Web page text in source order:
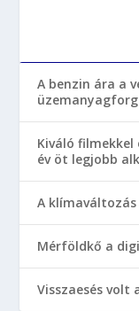
A benzin ára a
Kiváló filmekkel
év öt legjobb
A
Mérföldkő a
Visszaesés volt